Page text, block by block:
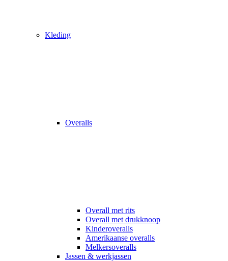
Kleding
Overalls
Overall met rits
Overall met drukknoop
Kinderoveralls
Amerikaanse overalls
Melkersoveralls
Jassen & werkjassen